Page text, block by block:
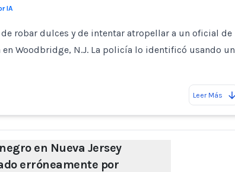
IA
robar dulces y de intentar atropellar a un oficial de
Woodbridge, N.J. La policía lo identificó usando un
Leer Más
en Nueva Jersey
erróneamente por